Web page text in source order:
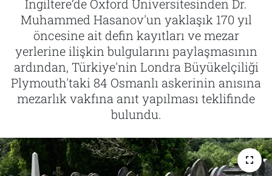
İngiltere’de Oxford Üniversitesinden Dr.
Muhammed Hasanov'un yaklaşık 170 yıl
öncesine ait defin kayıtları ve mezar
yerlerine ilişkin bulgularını paylaşmasının
ardından, Türkiye'nin Londra Büyükelçiliği
Plymouth'taki 84 Osmanlı askerinin anısına
mezarlık vakfına anıt yapılması teklifinde
bulundu.
Tarih
İletişim
Künye